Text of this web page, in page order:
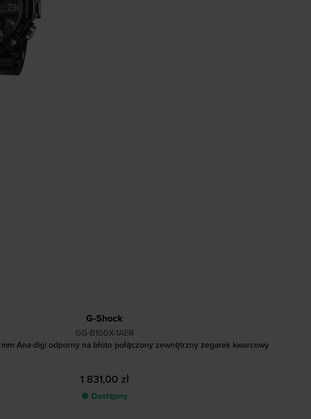
G-Shock
GG-B100X-1AER
Ana-digi odporny na błoto połączony zewnętrzny zegarek kwarcowy
1 831,00 zł
● Dostępny